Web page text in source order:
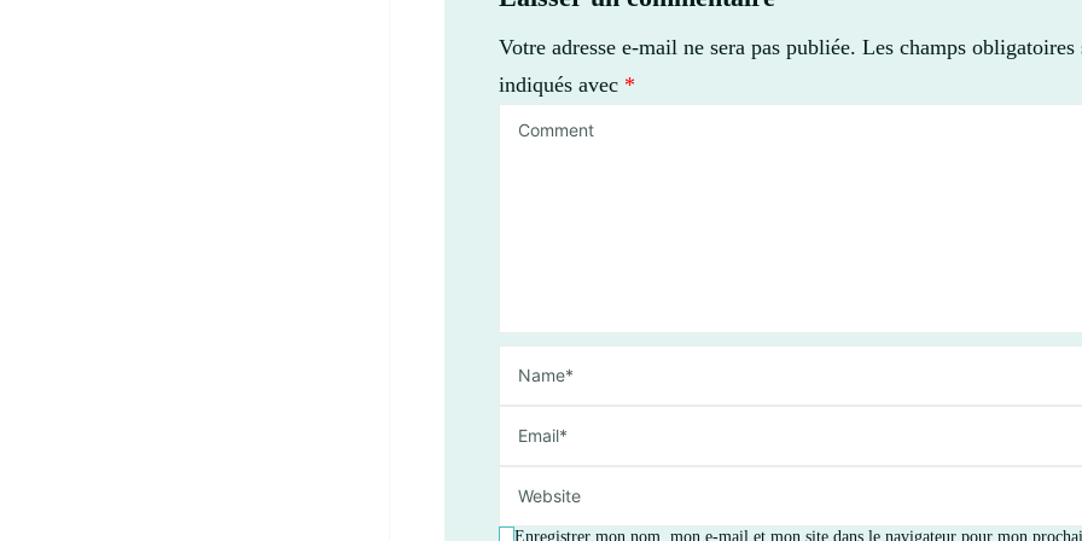
Votre adresse e-mail ne sera pas publiée. Les champs obligatoires
indiqués avec *
Enregistrer mon nom, mon e-mail et mon site dans le navigateur pour mon